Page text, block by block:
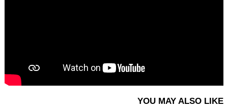
YOU MAY ALSO LIKE